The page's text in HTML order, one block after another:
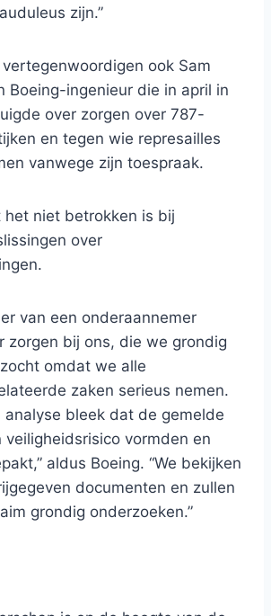
zijn.”
ook Sam
Boeing-ingenieur die in april in
over zorgen over 787-
en tegen wie represailles
vanwege zijn toespraak.
het niet betrokken is bij
over
van een onderaannemer
zorgen bij ons, die we grondig
omdat we alle
zaken serieus nemen.
analyse bleek dat de gemelde
veiligheidsrisico vormden en
aldus Boeing. “We bekijken
documenten en zullen
grondig onderzoeken.”